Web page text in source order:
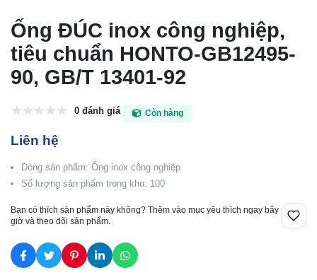
Ống ĐÚC inox công nghiệp,
tiêu chuẩn HONTO-GB12495-
90, GB/T 13401-92
0 đánh giá Còn hàng
Liên hệ
Dòng sản phẩm: Ống inox công nghiệp
Số lượng sản phẩm trong kho: 100
Bạn có thích sản phẩm này không? Thêm vào mục yêu thích ngay bây
giờ và theo dõi sản phẩm.